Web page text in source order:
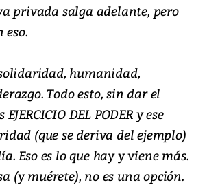
privada salga adelante, pero
eso.
humanidad,
Todo esto, sin dar el
DEL PODER y ese
(que se deriva del ejemplo)
Eso es lo que hay y viene más.
(y muérete), no es una opción.